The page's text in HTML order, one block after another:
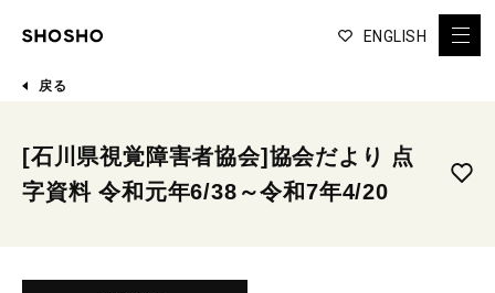
ENGLISH
戻る
[石川県視覚障害者協会]協会だより 点
字資料 令和元年6/38～令和7年4/20